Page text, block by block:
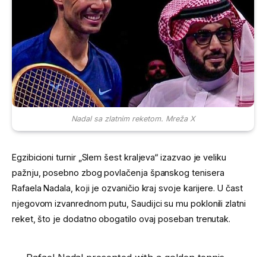
Nadal sa zlatnim reketom. Mreža X
Egzibicioni turnir „Slem šest kraljeva“ izazvao je veliku
pažnju, posebno zbog povlačenja španskog tenisera
Rafaela Nadala, koji je ozvaničio kraj svoje karijere. U čast
njegovom izvanrednom putu, Saudijci su mu poklonili zlatni
reket, što je dodatno obogatilo ovaj poseban trenutak.